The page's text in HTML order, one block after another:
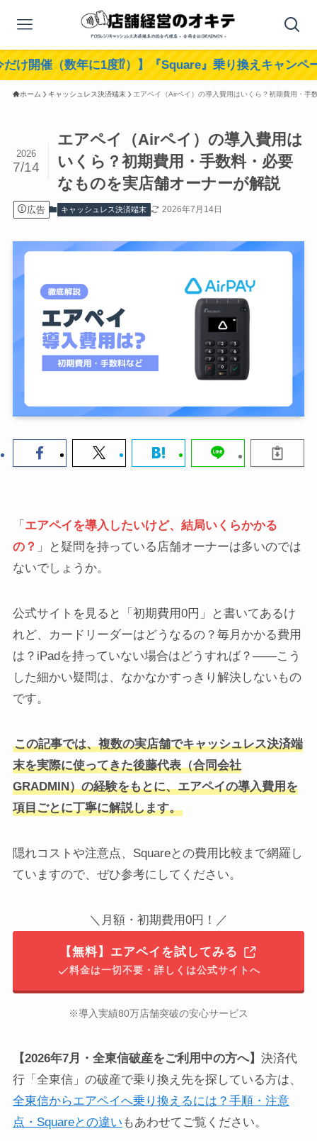
年に1度⁉︎）】『Square』乗り換えキャンペーン実施中！
ホーム キャッシュレス決済端末 エアペイ（Airペイ）の導入費用はいくら？初期費用・手
エアペイ（Airペイ）の導入費用は
いくら？初期費用・手数料・必要
なものを実店舗オーナーが解説
2026
7/14
広告 キャッシュレス決済端末 2026年7月14日
「 エアペイを導入したいけど、結局いくらかかる
の？ 」と疑問を持っている店舗オーナーは多いのでは
ないでしょうか。
公式サイトを見ると「初期費用0円」と書いてあるけ
れど、カードリーダーはどうなるの？毎月かかる費用
は？iPadを持っていない場合はどうすれば？——こう
した細かい疑問は、なかなかすっきり解決しないもの
です。
この記事では、複数の実店舗でキャッシュレス決済端
末を実際に使ってきた後藤代表（合同会社
GRADMIN）の経験をもとに、エアペイの導入費用を
項目ごとに丁寧に解説します。
隠れコストや注意点、Squareとの費用比較まで網羅し
ていますので、ぜひ参考にしてください。
＼月額・初期費用0円！／
【無料】エアペイを試してみる
料金は一切 不要 ・詳しくは公式サイトへ
※導入実績80万店舗突破の安心サービス
【2026年7月・全東信破産をご利用中の方へ】 決済代
行「全東信」の破産で乗り換え先を探している方は、
全東信からエアペイへ乗り換えるには？手順・注意
点・Squareとの違い もあわせてご覧ください。